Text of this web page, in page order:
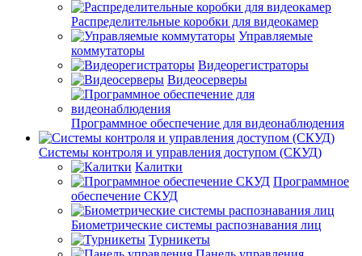
Распределительные коробки для видеокамер
Управляемые
коммутаторы
Видеорегистраторы
Видеосерверы
Программное обеспечение для видеонаблюдения
Системы контроля и управления доступом (СКУД)
Калитки
Программное
обеспечение СКУД
Биометрические системы распознавания лиц
Турникеты